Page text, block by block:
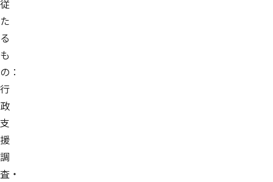
従
た
る
も
の：
行
政
支
援
調
査・